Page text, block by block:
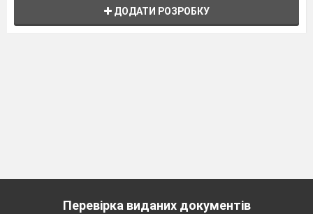
ДОДАТИ РОЗРОБКУ
Перевірка виданих документів